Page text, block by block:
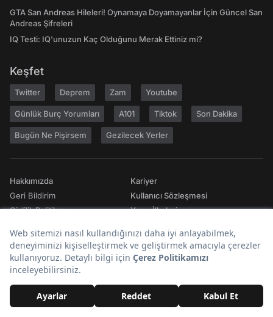
GTA San Andreas Hileleri! Oynamaya Doyamayanlar İçin Güncel San
Andreas Şifreleri
IQ Testi: IQ'unuzun Kaç Olduğunu Merak Ettiniz mi?
Keşfet
Twitter Deprem Zam Youtube
Günlük Burç Yorumları A101 Tiktok Son Dakika
Bugün Ne Pişirsem Gezilecek Yerler
Hakkımızda
Geri Bildirim
Gizlilik Politikası
Reklam
İletişim
Kariyer
Kullanıcı Sözleşmesi
Yayın İlkeleri
RSS